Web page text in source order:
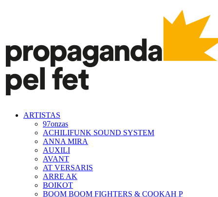
ARTISTAS
97onzas
ACHILIFUNK SOUND SYSTEM
ANNA MIRA
AUXILI
AVANT
AT VERSARIS
ARRE AK
BOIKOT
BOOM BOOM FIGHTERS & COOKAH P